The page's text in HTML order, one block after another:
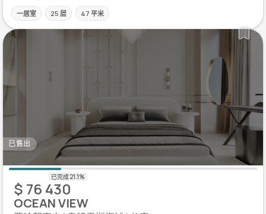
一居室 25 层 47 平米
已售出
$ 76 430
OCEAN VIEW